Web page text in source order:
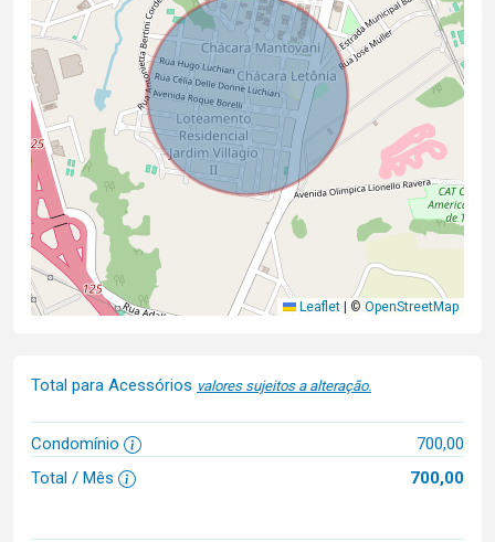
Leaflet © OpenStreetMap
Total para Acessórios valores sujeitos a alteração.
Condomínio
700,00
Total / Mês
700,00